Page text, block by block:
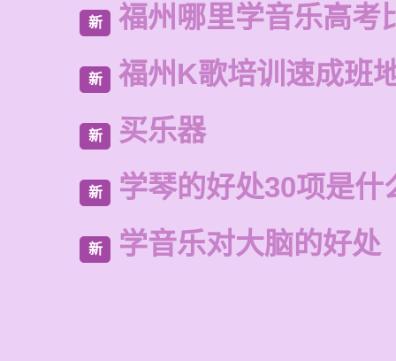
新 福州哪里学音乐高考
新 福州K歌培训速成班
新 买乐器
新 学琴的好处30项是什
新 学音乐对大脑的好处